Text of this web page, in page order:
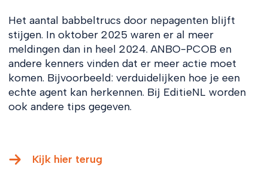
Het aantal babbeltrucs door nepagenten blijft
stijgen. In oktober 2025 waren er al meer
meldingen dan in heel 2024. ANBO-PCOB en
andere kenners vinden dat er meer actie moet
komen. Bijvoorbeeld: verduidelijken hoe je een
echte agent kan herkennen. Bij EditieNL worden
ook andere tips gegeven.
Kijk hier terug